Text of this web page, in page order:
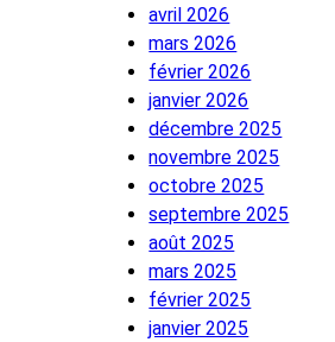
avril 2026
mars 2026
février 2026
janvier 2026
décembre 2025
novembre 2025
octobre 2025
septembre 2025
août 2025
mars 2025
février 2025
janvier 2025